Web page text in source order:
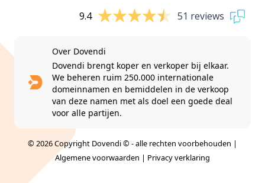
9.4 51 reviews
Over Dovendi
Dovendi brengt koper en verkoper bij elkaar.
We beheren ruim 250.000 internationale
domeinnamen en bemiddelen in de verkoop
van deze namen met als doel een goede deal
voor alle partijen.
© 2026 Copyright Dovendi © - alle rechten voorbehouden |
Algemene voorwaarden | Privacy verklaring